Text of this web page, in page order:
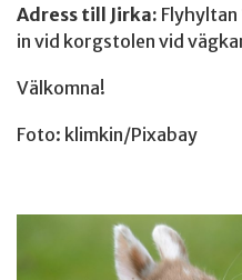
Adress till Jirka: Flyhyltan
in vid korgstolen vid
Välkomna!
Foto: klimkin/Pixabay